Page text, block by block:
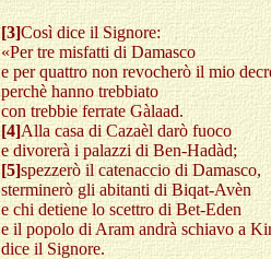
[3]Così dice il Signore:
«Per tre misfatti di Damasco
e per quattro non revocherò il mio
perchè hanno trebbiato
con trebbie ferrate Gàlaad.
[4]Alla casa di Cazaèl darò fuoco
e divorerà i palazzi di Ben-Hadàd;
[5]spezzerò il catenaccio di Damasco,
sterminerò gli abitanti di Biqat-Avèn
e chi detiene lo scettro di Bet-Eden
e il popolo di Aram andrà schiavo a
dice il Signore.